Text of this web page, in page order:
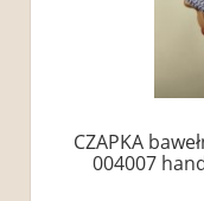
CZAPKA
004007